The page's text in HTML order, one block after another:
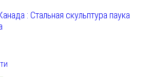
: Стальная скульптура паука